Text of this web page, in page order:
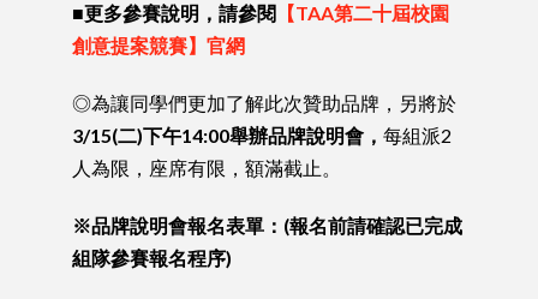
■更多參賽說明，請參閱 【TAA第二十屆校園
創意提案競賽】官網
◎為讓同學們更加了解此次贊助品牌，另將於
3/15(二)下午14:00舉辦品牌說明會 ， 每組派2
人為限，座席有限，額滿截止。
※品牌說明會報名表單：(報名前請確認已完成
組隊參賽報名程序)